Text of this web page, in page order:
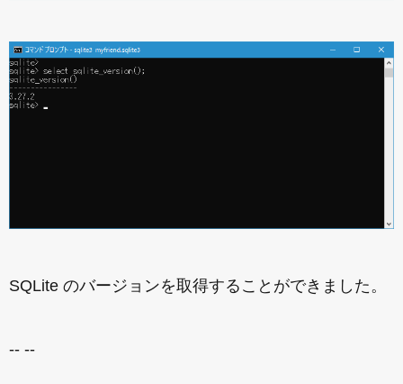
SQLite のバージョンを取得することができました。
-- --